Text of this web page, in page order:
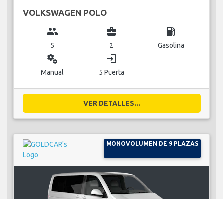
VOLKSWAGEN POLO
group
5
business_center
2
local_gas_station
Gasolina
miscellaneous_services
Manual
login
5 Puerta
VER DETALLES...
MONOVOLUMEN DE 9 PLAZAS